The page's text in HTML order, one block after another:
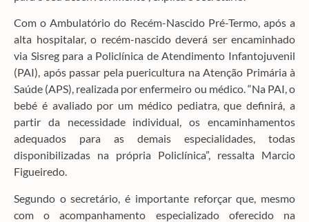
Com o Ambulatório do Recém-Nascido Pré-Termo, após a
alta hospitalar, o recém-nascido deverá ser encaminhado
via Sisreg para a Policlínica de Atendimento Infantojuvenil
(PAI), após passar pela puericultura na Atenção Primária à
Saúde (APS), realizada por enfermeiro ou médico. “Na PAI, o
bebé é avaliado por um médico pediatra, que definirá, a
partir da necessidade individual, os encaminhamentos
adequados para as demais especialidades, todas
disponibilizadas na própria Policlínica”, ressalta Marcio
Figueiredo.
Segundo o secretário, é importante reforçar que, mesmo
com o acompanhamento especializado oferecido na